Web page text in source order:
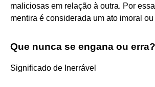
maliciosas em relação à outra. Por
mentira é considerada um ato imoral
Que nunca se engana ou erra?
Significado de Inerrável